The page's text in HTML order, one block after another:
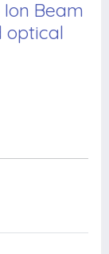
Beam
optical